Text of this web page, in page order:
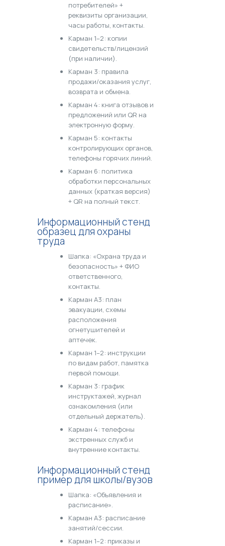
потребителей» +
реквизиты организации,
часы работы, контакты.
Карман 1–2: копии
свидетельств/лицензий
(при наличии).
Карман 3: правила
продажи/оказания услуг,
возврата и обмена.
Карман 4: книга отзывов и
предложений или QR на
электронную форму.
Карман 5: контакты
контролирующих органов,
телефоны горячих линий.
Карман 6: политика
обработки персональных
данных (краткая версия)
+ QR на полный текст.
Информационный стенд
образец для охраны
труда
Шапка: «Охрана труда и
безопасность» + ФИО
ответственного,
контакты.
Карман А3: план
эвакуации, схемы
расположения
огнетушителей и
аптечек.
Карман 1–2: инструкции
по видам работ, памятка
первой помощи.
Карман 3: график
инструктажей, журнал
ознакомления (или
отдельный держатель).
Карман 4: телефоны
экстренных служб и
внутренние контакты.
Информационный стенд
пример для школы/вузов
Шапка: «Объявления и
расписание».
Карман А3: расписание
занятий/сессии.
Карман 1–2: приказы и